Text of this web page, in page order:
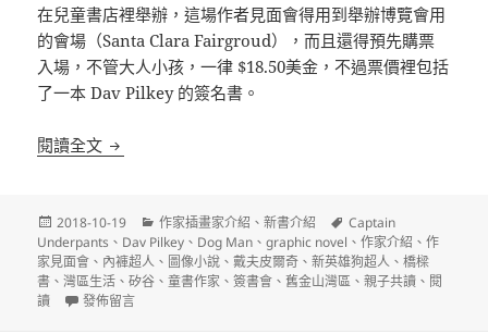
在兒童書店裡舉辦，這場作者見面會得用到舉辦博覽會用
的會場（Santa Clara Fairgroud），而且還得預先購票
入場，不管大人小孩，一律 $18.50美金，不過票價裡包括
了一本 Dav Pilkey 的簽名書。
閱讀全文 童書作家見面會》Dav Pilkey 內褲超人、Dog Man
發
佈
日
期:
2018-10-19
分
類
作家插畫家介紹 、新書介紹
標
籤
Captain
Underpants 、 Dav Pilkey 、 Dog Man 、graphic novel 、作家介紹 、作
家見面會 、 內褲超人 、 圖像小說 、戴夫皮爾奇 、新英雄狗超人 、橋樑
書 、灣區生活 、矽谷 、童書作家 、簽書會 、舊金山灣區 、親子共讀 、 閱
讀
在〈童書作家見面會》Dav Pilkey 內褲超人、Dog Man作者〉
發佈留言